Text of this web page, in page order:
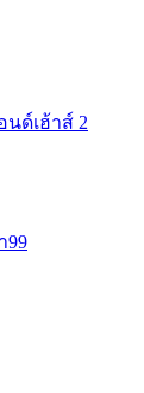
ด์เฮ้าส์ 2
99